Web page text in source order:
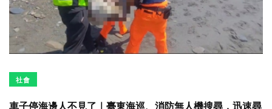
社會
車子停海邊人不見了｜臺東海巡、消防無人機搜尋，迅速尋